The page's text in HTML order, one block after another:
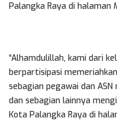
Palangka Raya di halaman
“Alhamdulillah, kami dari
berpartisipasi
sebagian pegawai dan
dan sebagian lainnya
Kota Palangka Raya di